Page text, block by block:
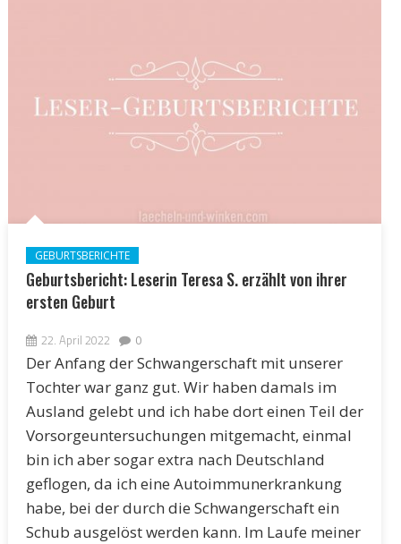
GEBURTSBERICHTE
Geburtsbericht: Leserin Teresa S. erzählt von ihrer
ersten Geburt
22. April 2022 0
Der Anfang der Schwangerschaft mit unserer
Tochter war ganz gut. Wir haben damals im
Ausland gelebt und ich habe dort einen Teil der
Vorsorgeuntersuchungen mitgemacht, einmal
bin ich aber sogar extra nach Deutschland
geflogen, da ich eine Autoimmunerkrankung
habe, bei der durch die Schwangerschaft ein
Schub ausgelöst werden kann. Im Laufe meiner